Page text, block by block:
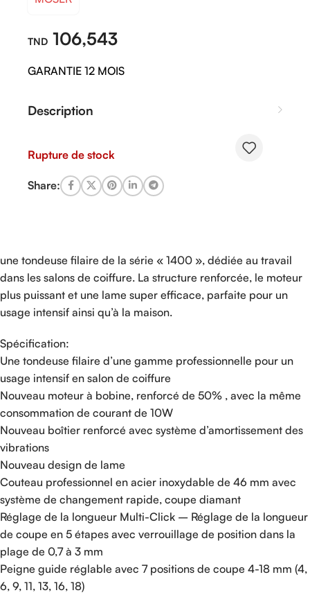
106,543
GARANTIE 12 MOIS
Description
Rupture de stock
Share:
une tondeuse filaire de la série « 1400 », dédiée au travail
dans les salons de coiffure. La structure renforcée, le moteur
plus puissant et une lame super efficace, parfaite pour un
usage intensif ainsi qu’à la maison.
Spécification:
Une tondeuse filaire d’une gamme professionnelle pour un
usage intensif en salon de coiffure
Nouveau moteur à bobine, renforcé de 50% , avec la même
consommation de courant de 10W
Nouveau boîtier renforcé avec système d’amortissement des
vibrations
Nouveau design de lame
Couteau professionnel en acier inoxydable de 46 mm avec
système de changement rapide, coupe diamant
Réglage de la longueur Multi-Click – Réglage de la longueur
de coupe en 5 étapes avec verrouillage de position dans la
plage de 0,7 à 3 mm
Peigne guide réglable avec 7 positions de coupe 4-18 mm (4,
6, 9, 11, 13, 16, 18)